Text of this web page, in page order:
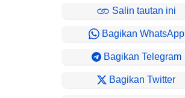
platform seperti TikTok atau forum game.
Salin tautan ini
Bagikan WhatsApp
Bagikan Telegram
Bagikan Twitter